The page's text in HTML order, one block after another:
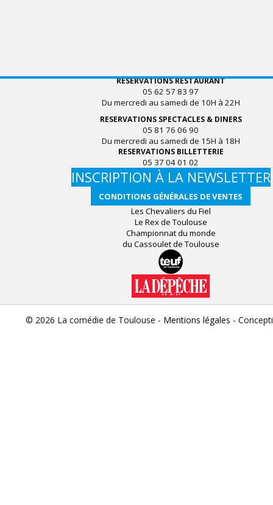
RESERVATIONS RESTAURANT
05 62 57 83 97
Du mercredi au samedi de 10H à 22H
RESERVATIONS SPECTACLES & DINERS
05 81 76 06 90
Du mercredi au samedi de 15H à 18H
RESERVATIONS BILLETTERIE
05 37 04 01 02
INSCRIPTION À LA NEWSLETTER
CONDITIONS GÉNÉRALES DE VENTES
Les Chevaliers du Fiel
Le Rex de Toulouse
Championnat du monde
du Cassoulet de Toulouse
© 2026 La comédie de Toulouse - Mentions légales -